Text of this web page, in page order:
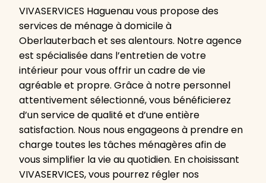
VIVASERVICES Haguenau vous propose des
services de ménage à domicile à
Oberlauterbach et ses alentours. Notre agence
est spécialisée dans l’entretien de votre
intérieur pour vous offrir un cadre de vie
agréable et propre. Grâce à notre personnel
attentivement sélectionné, vous bénéficierez
d’un service de qualité et d’une entière
satisfaction. Nous nous engageons à prendre en
charge toutes les tâches ménagères afin de
vous simplifier la vie au quotidien. En choisissant
VIVASERVICES, vous pourrez régler nos